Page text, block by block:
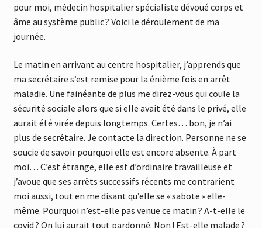
pour moi, médecin hospitalier spécialiste dévoué corps et
âme au système public ? Voici le déroulement de ma
journée.
Le matin en arrivant au centre hospitalier, j’apprends que
ma secrétaire s’est remise pour la énième fois en arrêt
maladie. Une fainéante de plus me direz-vous qui coule la
sécurité sociale alors que si elle avait été dans le privé, elle
aurait été virée depuis longtemps. Certes… bon, je n’ai
plus de secrétaire. Je contacte la direction. Personne ne se
soucie de savoir pourquoi elle est encore absente. À part
moi… C’est étrange, elle est d’ordinaire travailleuse et
j’avoue que ses arrêts successifs récents me contrarient
moi aussi, tout en me disant qu’elle se « sabote » elle-
même. Pourquoi n’est-elle pas venue ce matin ? A-t-elle le
covid ? On lui aurait tout pardonné. Non ! Est-elle malade ?